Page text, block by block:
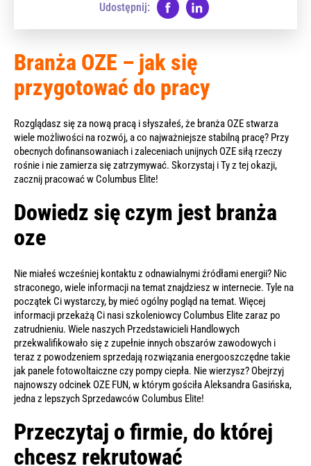
Udostępnij:
Branża OZE – jak się
przygotować do pracy
Rozglądasz się za nową pracą i słyszałeś, że branża OZE stwarza
wiele możliwości na rozwój, a co najważniejsze stabilną pracę? Przy
obecnych dofinansowaniach i zaleceniach unijnych OZE siłą rzeczy
rośnie i nie zamierza się zatrzymywać. Skorzystaj i Ty z tej okazji,
zacznij pracować w Columbus Elite!
Dowiedz się czym jest branża
oze
Nie miałeś wcześniej kontaktu z odnawialnymi źródłami energii? Nic
straconego, wiele informacji na temat znajdziesz w internecie. Tyle na
początek Ci wystarczy, by mieć ogólny pogląd na temat. Więcej
informacji przekażą Ci nasi szkoleniowcy Columbus Elite zaraz po
zatrudnieniu. Wiele naszych Przedstawicieli Handlowych
przekwalifikowało się z zupełnie innych obszarów zawodowych i
teraz z powodzeniem sprzedają rozwiązania energooszczędne takie
jak panele fotowoltaiczne czy pompy ciepła. Nie wierzysz? Obejrzyj
najnowszy odcinek OZE FUN, w którym gościła Aleksandra Gasińska,
jedna z lepszych Sprzedawców Columbus Elite!
Przeczytaj o firmie, do której
chcesz rekrutować